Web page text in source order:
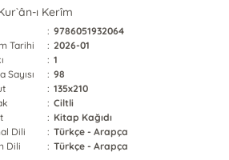
ı Kerîm
: 9786051932064
Tarihi
: 2026-01
: 1
Sayısı
: 98
: 135x210
: Ciltli
: Kitap Kağıdı
Dili
: Türkçe - Arapça
Dili
: Türkçe - Arapça